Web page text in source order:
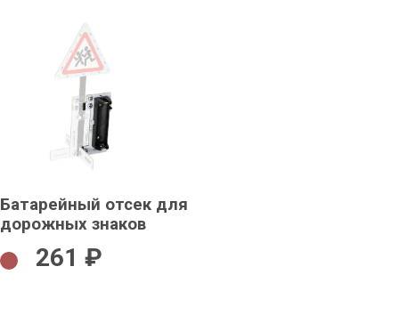
Батарейный отсек для
дорожных знаков
261 ₽